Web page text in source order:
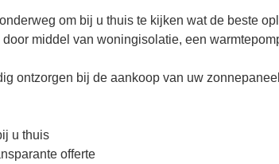
om bij u thuis te kijken wat de beste
middel van woningisolatie, een
ontzorgen bij de aankoop van uw
u thuis
offerte